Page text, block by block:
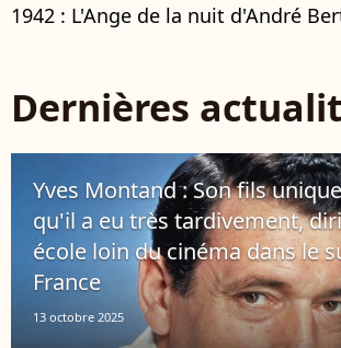
1942 : L'Ange de la nuit d'André
Dernières
Yves Montand : Son fils
qu'il a eu très tardivement,
école loin du cinéma dans le
France
13 octobre 2025